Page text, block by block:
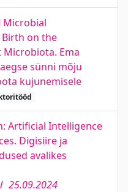
Microbial
on the
Ema
sünni mõju
kujunemisele
Artiﬁcial Intelligence
Digisiire ja
avalikes
25.09.2024